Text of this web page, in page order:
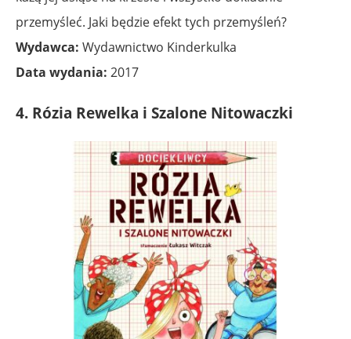
przemyśleć. Jaki będzie efekt tych przemyśleń?
Wydawca: Wydawnictwo Kinderkulka
Data wydania: 2017
4. Rózia Rewelka i Szalone Nitowaczki